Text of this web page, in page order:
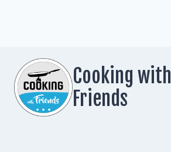
Cooking with
Friends